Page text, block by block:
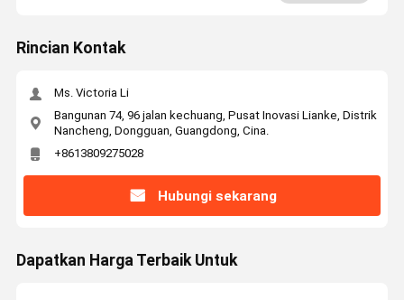
Rincian Kontak
Ms. Victoria Li
Bangunan 74, 96 jalan kechuang, Pusat Inovasi Lianke, Distrik
Nancheng, Dongguan, Guangdong, Cina.
+8613809275028
Hubungi sekarang
Dapatkan Harga Terbaik Untuk